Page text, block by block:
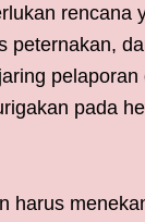
rencana
peternakan,
pelaporan
pada
harus